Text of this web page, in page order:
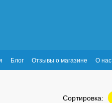
Блог Отзывы о магазине О нас
Сортировка: